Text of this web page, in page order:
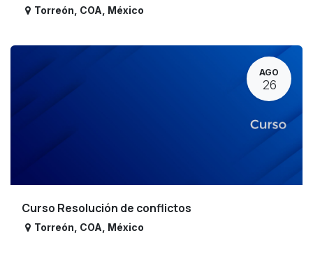
Torreón COA México
AGO
26
Curso Resolución de conflictos
Torreón COA México